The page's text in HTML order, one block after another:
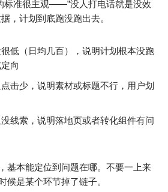
标准很主观——”没人打电话就是没效
，计划到底跑没跑出去。
低（日均几百），说明计划根本没跑
向
击少，说明素材或标题不行，用户划
线索，说明落地页或者转化组件有问
基本能定位到问题在哪。不要一上来
候是某个环节掉了链子。